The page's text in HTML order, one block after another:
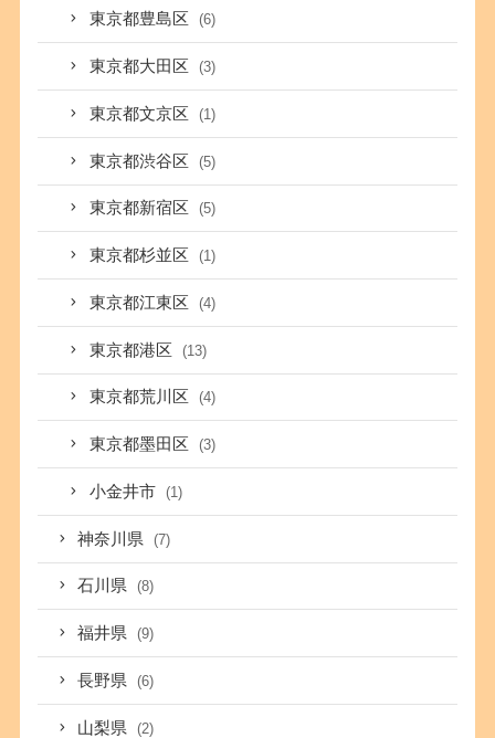
東京都豊島区 (6)
東京都大田区 (3)
東京都文京区 (1)
東京都渋谷区 (5)
東京都新宿区 (5)
東京都杉並区 (1)
東京都江東区 (4)
東京都港区 (13)
東京都荒川区 (4)
東京都墨田区 (3)
小金井市 (1)
神奈川県 (7)
石川県 (8)
福井県 (9)
長野県 (6)
山梨県 (2)